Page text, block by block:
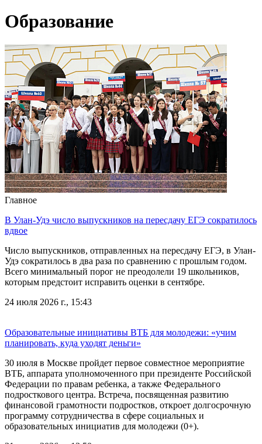
Образование
Главное
В Улан-Удэ число выпускников на пересдачу ЕГЭ сократилось
вдвое
Число выпускников, отправленных на пересдачу ЕГЭ, в Улан-
Удэ сократилось в два раза по сравнению с прошлым годом.
Всего минимальный порог не преодолели 19 школьников,
которым предстоит исправить оценки в сентябре.
24 июля 2026 г., 15:43
Образовательные инициативы ВТБ для молодежи: «учим
планировать, куда уходят деньги»
30 июля в Москве пройдет первое совместное мероприятие
ВТБ, аппарата уполномоченного при президенте Российской
Федерации по правам ребенка, а также Федерального
подросткового центра. Встреча, посвященная развитию
финансовой грамотности подростков, откроет долгосрочную
программу сотрудничества в сфере социальных и
образовательных инициатив для молодежи (0+).